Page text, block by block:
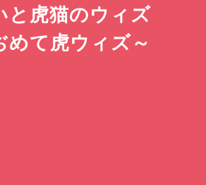
と虎猫のウィズ
めて虎ウィズ～